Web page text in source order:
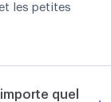
les petites
quel